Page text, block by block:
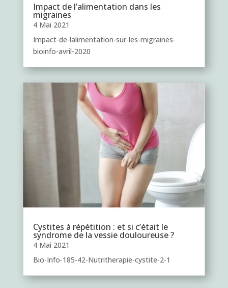
Impact de l’alimentation dans les
migraines
4 Mai 2021
Impact-de-lalimentation-sur-les-migraines-
bioinfo-avril-2020
Cystites à répétition : et si c’était le
syndrome de la vessie douloureuse ?
4 Mai 2021
Bio-Info-185-42-Nutritherapie-cystite-2-1